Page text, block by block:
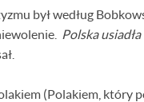
w Warszawie, lata 30.
był według
Polska
(Polakiem, który